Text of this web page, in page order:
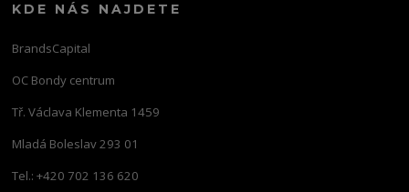
KDE NÁS NAJDETE
BrandsCapital
OC Bondy centrum
Tř. Václava Klementa 1459
Mladá Boleslav 293 01
Tel.: +420 702 136 620